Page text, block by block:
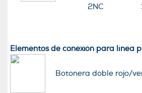
2NC
Elementos de conexión para línea
Botonera doble rojo/